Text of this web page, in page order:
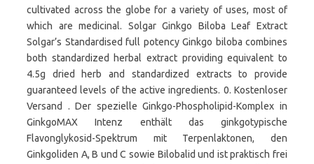
cultivated across the globe for a variety of uses, most of
which are medicinal. Solgar Ginkgo Biloba Leaf Extract
Solgar’s Standardised full potency Ginkgo biloba combines
both standardized herbal extract providing equivalent to
4.5g dried herb and standardized extracts to provide
guaranteed levels of the active ingredients. 0. Kostenloser
Versand . Der spezielle Ginkgo-Phospholipid-Komplex in
GinkgoMAX Intenz enthält das ginkgotypische
Flavonglykosid-Spektrum mit Terpenlaktonen, den
Ginkgoliden A, B und C sowie Bilobalid und ist praktisch frei